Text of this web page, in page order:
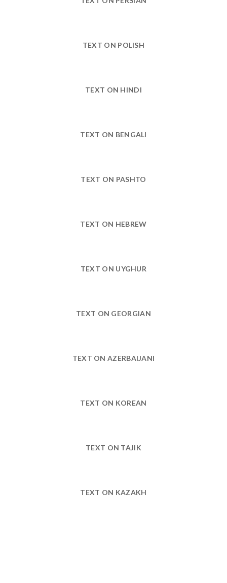
TEXT ON POLISH
TEXT ON HINDI
TEXT ON BENGALI
TEXT ON PASHTO
TEXT ON HEBREW
TEXT ON UYGHUR
TEXT ON GEORGIAN
TEXT ON AZERBAIJANI
TEXT ON KOREAN
TEXT ON TAJIK
TEXT ON KAZAKH